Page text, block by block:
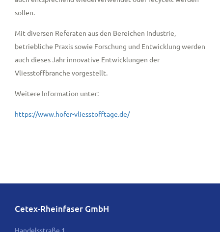
sollen.
Mit diversen Referaten aus den Bereichen Industrie,
betriebliche Praxis sowie Forschung und Entwicklung werden
auch dieses Jahr innovative Entwicklungen der
Vliesstoffbranche vorgestellt.
Weitere Information unter:
https://www.hofer-vliesstofftage.de/
Cetex-Rheinfaser GmbH